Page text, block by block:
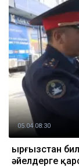
05.04 08:30
Қырғызстан
әйелдерге